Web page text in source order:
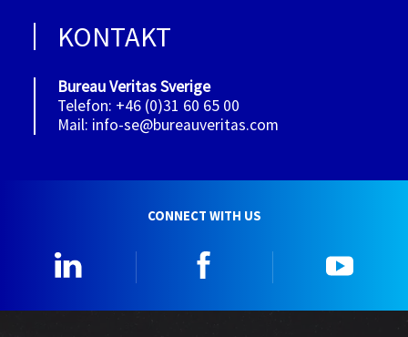
KONTAKT
Bureau Veritas Sverige
Telefon: +46 (0)31 60 65 00
Mail: info-se@bureauveritas.com
CONNECT WITH US